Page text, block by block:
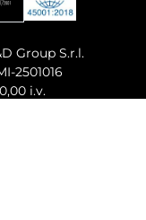
Group S.r.l.
2501016
i.v.